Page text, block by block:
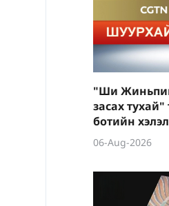
"Ши
засах тухай"
ботийн
боллоо
06-Aug-2026